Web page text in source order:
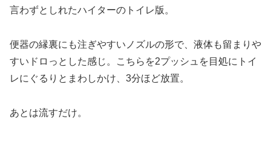
言わずとしれたハイターのトイレ版。
便器の縁裏にも注ぎやすいノズルの形で、液体も留まりや
すいドロっとした感じ。こちらを2プッシュを目処にトイ
レにぐるりとまわしかけ、3分ほど放置。
あとは流すだけ。